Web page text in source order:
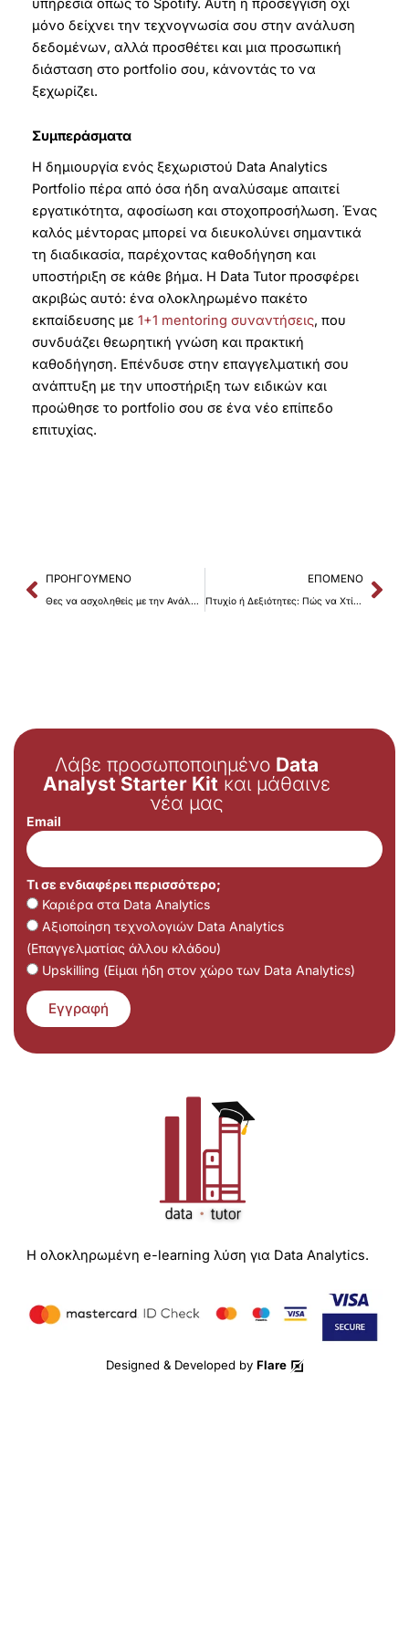
υπηρεσία όπως το Spotify. Αυτή η προσέγγιση όχι
μόνο δείχνει την τεχνογνωσία σου στην ανάλυση
δεδομένων, αλλά προσθέτει και μια προσωπική
διάσταση στο portfolio σου, κάνοντάς το να
ξεχωρίζει.
Συμπεράσματα
Η δημιουργία ενός ξεχωριστού Data Analytics
Portfolio πέρα από όσα ήδη αναλύσαμε απαιτεί
εργατικότητα, αφοσίωση και στοχοπροσήλωση. Ένας
καλός μέντορας μπορεί να διευκολύνει σημαντικά
τη διαδικασία, παρέχοντας καθοδήγηση και
υποστήριξη σε κάθε βήμα. Η Data Tutor προσφέρει
ακριβώς αυτό: ένα ολοκληρωμένο πακέτο
εκπαίδευσης με 1+1 mentoring συναντήσεις, που
συνδυάζει θεωρητική γνώση και πρακτική
καθοδήγηση. Επένδυσε στην επαγγελματική σου
ανάπτυξη με την υποστήριξη των ειδικών και
προώθησε το portfolio σου σε ένα νέο επίπεδο
επιτυχίας.
Prev
ΠΡΟΗΓΟΎΜΕΝΟ
Θες να ασχοληθείς με την Ανάλυση Δεδομένων; 4 λόγοι να μην το κάνεις!
ΕΠΌΜΕΝΟ
Πτυχίο ή Δεξιότητες: Πώς να Χτίσεις την Καριέρα σου
Λάβε προσωποποιημένο Data
Analyst Starter Kit και μάθαινε
νέα μας
Email
Τι σε ενδιαφέρει περισσότερο;
Καριέρα στα Data Analytics
Αξιοποίηση τεχνολογιών Data Analytics
(Επαγγελματίας άλλου κλάδου)
Upskilling (Είμαι ήδη στον χώρο των Data Analytics)
Εγγραφή
Η ολοκληρωμένη e-learning λύση για Data Analytics.
Designed & Developed by Flare